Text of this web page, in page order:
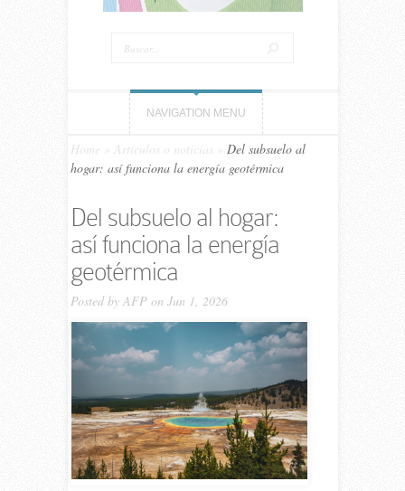
NAVIGATION MENU
Home Artículos o noticias
Del subsuelo al
hogar: así funciona la energía geotérmica
Del subsuelo al hogar:
así funciona la energía
geotérmica
Posted by AFPon Jun 1, 2026